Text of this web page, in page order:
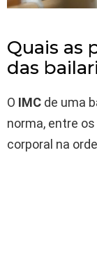
Quais as
das
O IMC de uma
norma, entre
corporal na